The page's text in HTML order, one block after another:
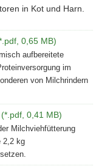
in Kot und Harn.
0,65 MB)
aufbereitete
im
von Milchrindern
0,41 MB)
Milchviehfütterung
2,2 kg